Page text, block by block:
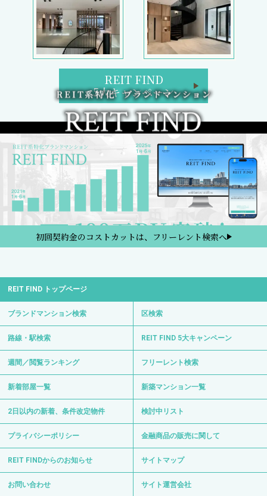
REIT FIND
5大キャンペーン
初回契約金のコストカットは、フリーレント検索へ
REIT FIND トップページ
ブランドマンション検索 区検索
路線・駅検索 REIT FIND 5大キャンペーン
週間／閲覧ランキング フリーレント検索
新着部屋一覧 新築マンション一覧
2日以内の新着、条件改定物件 検討中リスト
プライバシーポリシー 金融商品の販売に関して
REIT FINDからのお知らせ サイトマップ
お問い合わせ サイト運営会社